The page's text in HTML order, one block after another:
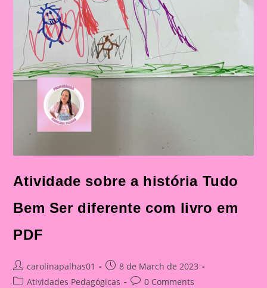
Atividade sobre a história Tudo
Bem Ser diferente com livro em
PDF
Post
author:
carolinapalhas01
Post
published:
8 de March de 2023
PostAtividades Pedagógicas Post0 Comments